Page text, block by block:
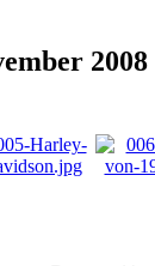
2008